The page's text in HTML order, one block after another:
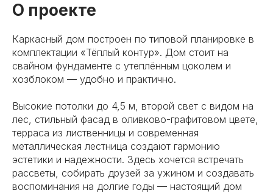
О проекте
Каркасный дом построен по типовой планировке в
комплектации «Тёплый контур». Дом стоит на
свайном фундаменте с утеплённым цоколем и
хозблоком — удобно и практично.
Высокие потолки до 4,5 м, второй свет с видом на
лес, стильный фасад в оливково-графитовом цвете,
терраса из лиственницы и современная
металлическая лестница создают гармонию
эстетики и надежности. Здесь хочется встречать
рассветы, собирать друзей за ужином и создавать
воспоминания на долгие годы — настоящий дом